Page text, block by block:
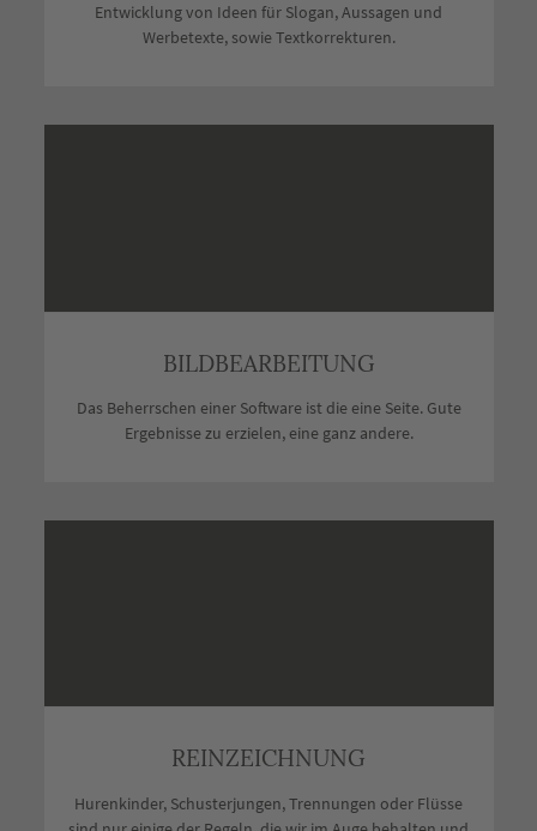
Entwicklung von Ideen für Slogan, Aussagen und
Werbetexte, sowie Textkorrekturen.
BILDBEARBEITUNG
Das Beherrschen einer Software ist die eine Seite. Gute
Ergebnisse zu erzielen, eine ganz andere.
REINZEICHNUNG
Hurenkinder, Schusterjungen, Trennungen oder Flüsse